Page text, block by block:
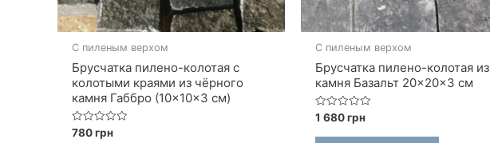
С пиленым верхом
Брусчатка пилено-колотая с
колотыми краями из чёрного
камня Габбро (10×10×3 см)
Оценка
780грн
С пиленым верхом
Брусчатка пилено-колотая из
камня Базальт 20×20×3 см
Оценка
из
1 680грн